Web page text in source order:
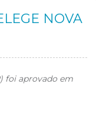
NOVA
foi aprovado em